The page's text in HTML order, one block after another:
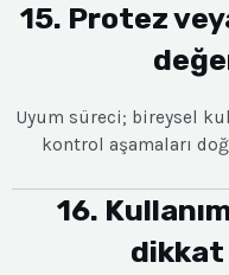
15. Protez
Uyum süreci; bireysel
kontrol aşamaları
16.
dikkat